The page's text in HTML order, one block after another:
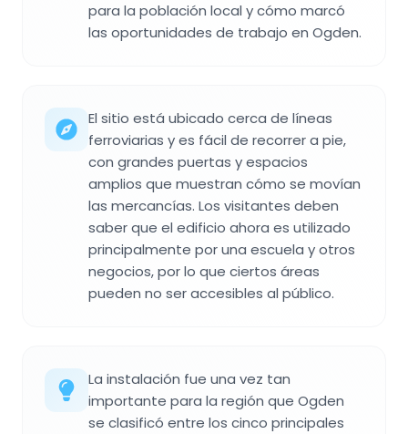
para la población local y cómo marcó
las oportunidades de trabajo en Ogden.
El sitio está ubicado cerca de líneas
ferroviarias y es fácil de recorrer a pie,
con grandes puertas y espacios
amplios que muestran cómo se movían
las mercancías. Los visitantes deben
saber que el edificio ahora es utilizado
principalmente por una escuela y otros
negocios, por lo que ciertos áreas
pueden no ser accesibles al público.
La instalación fue una vez tan
importante para la región que Ogden
se clasificó entre los cinco principales